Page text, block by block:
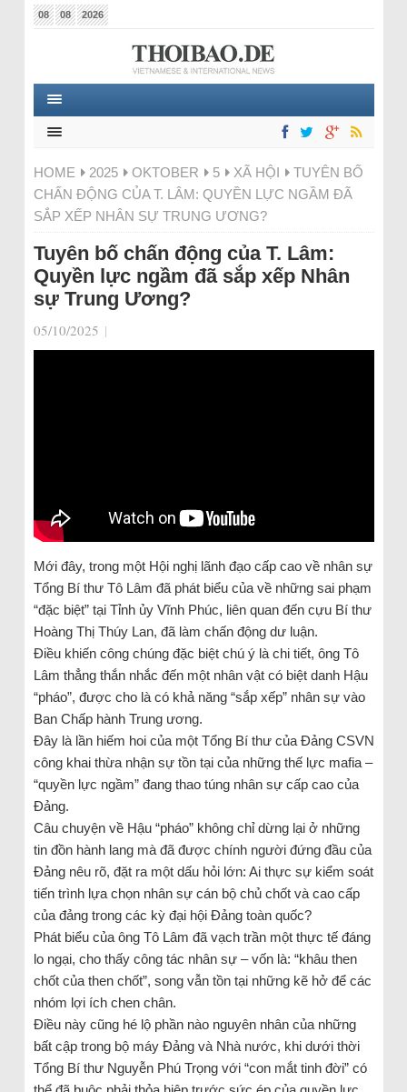
08 08 2026
HOME 2025 OKTOBER 5 XÃ HỘI
TUYÊN BỐ
CHẤN ĐỘNG CỦA T. LÂM: QUYỀN LỰC NGẦM ĐÃ
SẮP XẾP NHÂN SỰ TRUNG ƯƠNG?
Tuyên bố chấn động của T. Lâm:
Quyền lực ngầm đã sắp xếp Nhân
sự Trung Ương?
05/10/2025 |
Mới đây, trong một Hội nghị lãnh đạo cấp cao về nhân sự
Tổng Bí thư Tô Lâm đã phát biểu của về những sai phạm
“đặc biệt” tại Tỉnh ủy Vĩnh Phúc, liên quan đến cựu Bí thư
Hoàng Thị Thúy Lan, đã làm chấn động dư luận.
Điều khiến công chúng đặc biệt chú ý là chi tiết, ông Tô
Lâm thẳng thắn nhắc đến một nhân vật có biệt danh Hậu
“pháo”, được cho là có khả năng “sắp xếp” nhân sự vào
Ban Chấp hành Trung ương.
Đây là lần hiếm hoi của một Tổng Bí thư của Đảng CSVN
công khai thừa nhận sự tồn tại của những thế lực mafia –
“quyền lực ngầm” đang thao túng nhân sự cấp cao của
Đảng.
Câu chuyện về Hậu “pháo” không chỉ dừng lại ở những
tin đồn hành lang mà đã được chính người đứng đầu của
Đảng nêu rõ, đặt ra một dấu hỏi lớn: Ai thực sự kiểm soát
tiến trình lựa chọn nhân sự cán bộ chủ chốt và cao cấp
của đảng trong các kỳ đại hội Đảng toàn quốc?
Phát biểu của ông Tô Lâm đã vạch trần một thực tế đáng
lo ngại, cho thấy công tác nhân sự – vốn là: “khâu then
chốt của then chốt”, song vẫn tồn tại những kẽ hở để các
nhóm lợi ích chen chân.
Điều này cũng hé lộ phần nào nguyên nhân của những
bất cập trong bộ máy Đảng và Nhà nước, khi dưới thời
Tổng Bí thư Nguyễn Phú Trọng với “con mắt tinh đời” có